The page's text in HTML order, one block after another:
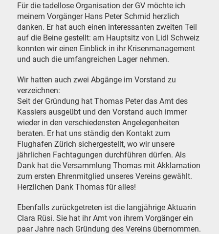
Für die tadellose Organisation der GV möchte ich
meinem Vorgänger Hans Peter Schmid herzlich
danken. Er hat auch einen interessanten zweiten Teil
auf die Beine gestellt: am Hauptsitz von Lidl Schweiz
konnten wir einen Einblick in ihr Krisenmanagement
und auch die umfangreichen Lager nehmen.
Wir hatten auch zwei Abgänge im Vorstand zu
verzeichnen:
Seit der Gründung hat Thomas Peter das Amt des
Kassiers ausgeübt und den Vorstand auch immer
wieder in den verschiedensten Angelegenheiten
beraten. Er hat uns ständig den Kontakt zum
Flughafen Zürich sichergestellt, wo wir unsere
jährlichen Fachtagungen durchführen dürfen. Als
Dank hat die Versammlung Thomas mit Akklamation
zum ersten Ehrenmitglied unseres Vereins gewählt.
Herzlichen Dank Thomas für alles!
Ebenfalls zurückgetreten ist die langjährige Aktuarin
Clara Rüsi. Sie hat ihr Amt von ihrem Vorgänger ein
paar Jahre nach Gründung des Vereins übernommen.